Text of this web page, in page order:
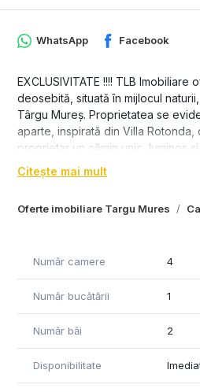
Oferte imobiliare Targu Mures
WhatsApp Facebook
EXCLUSIVITATE !!!! TLB
deosebită, situată în mijlocul
Târgu Mureș. Proprietatea se
aparte, inspirată din Villa Rotonda,
proprietar un cămin unic, luminos și
Date tehnice și juridice:
Teren intravilan, categoria curți-
realizată din zidărie de cărămidă
Suprafață construită la sol: 116 mp
Compartimentare:
Citește mai mult
Număr camere 4
Număr bucătării 1
Număr băi 2
Disponibilitate